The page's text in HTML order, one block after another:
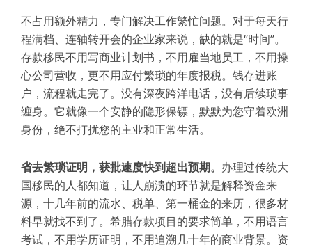
不占用额外精力，专门解决工作繁忙问题。 对于每天行
程满档、连轴转开会的企业家来说，缺的就是“时间”。
存款移民不用写商业计划书，不用雇当地员工，不用操
心公司营收，更不用应付繁琐的年度报税。钱存进账
户，流程就走完了。没有深夜跨洋电话，没有后续琐事
缠身。 它就像一个安静的隐形保镖，默默为您守着欧洲
身份，绝不打扰您的主业和正常生活。
省去繁琐证明，获批速度快到超出预期。 办理过传统大
国移民的人都知道，让人崩溃的环节就是解释资金来
源 ，十几年前的流水、税单、第一桶金的来历，很多材
料早就找不到了。 希腊存款项目的要求简单 ， 不用语言
考试，不用学历证明，不用追溯几十年的商业背景。资